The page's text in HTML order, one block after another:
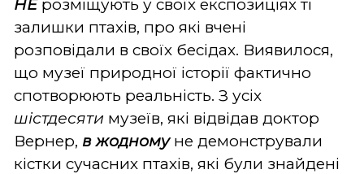
НЕ розміщують у своїх експозиціях ті
залишки птахів, про які вчені
розповідали в своїх бесідах. Виявилося,
що музеї природної історії фактично
спотворюють реальність. З усіх
шістдесяти музеїв, які відвідав доктор
Вернер, в жодному не демонстрували
кістки сучасних птахів, які були знайдені